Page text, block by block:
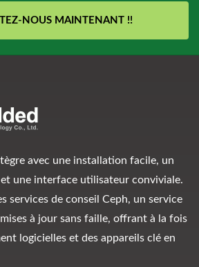
NOUS MAINTENANT !!
avec une installation facile, un
une interface utilisateur conviviale.
services de conseil Ceph, un service
à jour sans faille, offrant à la fois
logicielles et des appareils clé en